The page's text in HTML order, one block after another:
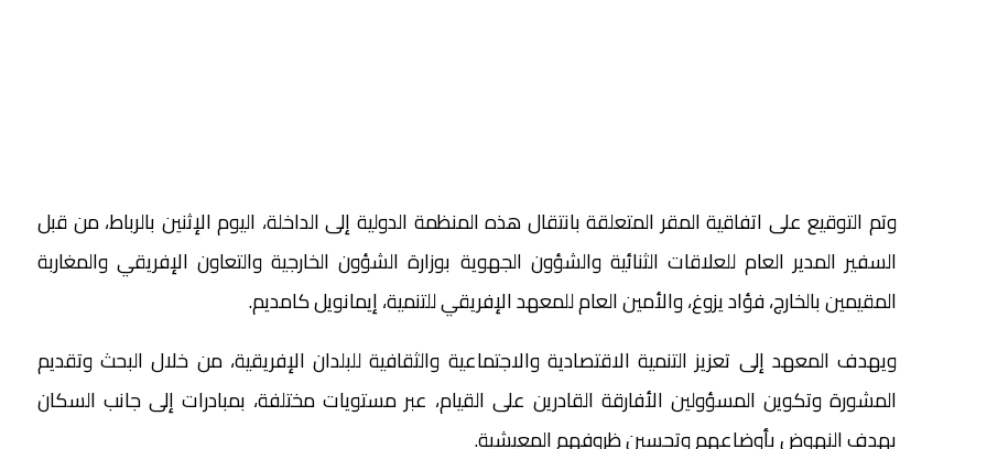
وتم التوقيع على اتفاقية المقر المتعلقة بانتقال هذه المنظمة الدولية إلى الداخلة، اليوم الإثنين بالرباط، من قبل
السفير المدير العام للعلاقات الثنائية والشؤون الجهوية بوزارة الشؤون الخارجية والتعاون الإفريقي والمغاربة
المقيمين بالخارج، فؤاد يزوغ، والأمين العام للمعهد الإفريقي للتنمية، إيمانويل كامديم.
ويهدف المعهد إلى تعزيز التنمية الاقتصادية والاجتماعية والثقافية للبلدان الإفريقية، من خلال البحث وتقديم
المشورة وتكوين المسؤولين الأفارقة القادرين على القيام، عبر مستويات مختلفة، بمبادرات إلى جانب السكان
بهدف النهوض بأوضاعهم وتحسين ظروفهم المعيشية.